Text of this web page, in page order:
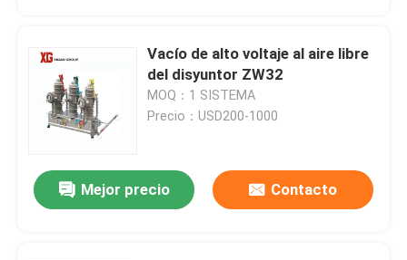
Vacío de alto voltaje al aire libre
del disyuntor ZW32
MOQ：1 SISTEMA
Precio：USD200-1000
Mejor precio Contacto